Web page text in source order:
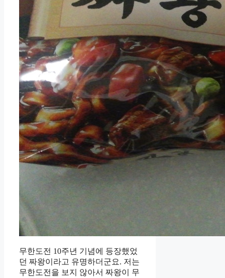
무한도전 10주년 기념에 등장했었
던 짜왕이라고 유명하더군요. 저는
무한도전을 보지 않아서 짜왕이 무